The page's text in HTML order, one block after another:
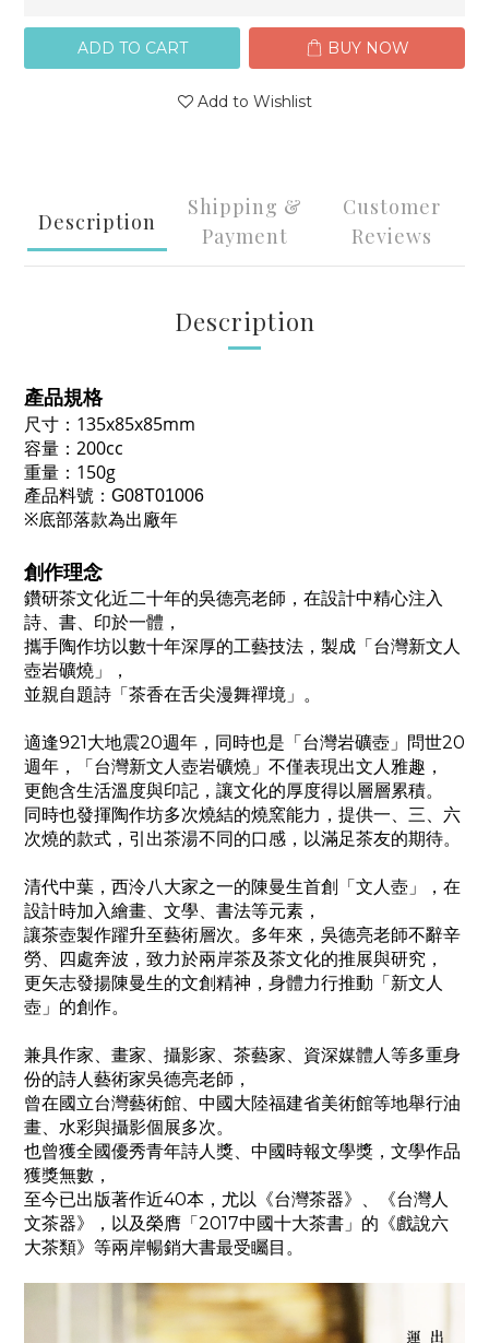
ADD TO CART BUY NOW
Add to Wishlist
Description
Shipping &
Payment
Customer
Reviews
Description
產品規格
尺寸 ：135x85x85mm
容量 ：200cc
重量：150g
產品料號 ： G08T01006
※底部落款為出廠年
創作理念
鑽研茶文化近二十年的吳德亮老師，在設計中精心注入
詩、書、印於一體，
攜手陶作坊以數十年深厚的工藝技法，製成「台灣新文人
壺岩礦燒」，
並親自題詩「茶香在舌尖漫舞禪境」。
適逢921大地震20週年，同時也是「台灣岩礦壺」問世20
週年，「台灣新文人壺岩礦燒」不僅表現出文人雅趣，
更飽含生活溫度與印記，讓文化的厚度得以層層累積。
同時也發揮陶作坊多次燒結的燒窯能力，提供一、三、六
次燒的款式，引出茶湯不同的口感，以滿足茶友的期待。
清代中葉，西泠八大家之一的陳曼生首創「文人壺」，在
設計時加入繪畫、文學、書法等元素，
讓茶壺製作躍升至藝術層次。多年來，吳德亮老師不辭辛
勞、四處奔波，致力於兩岸茶及茶文化的推展與研究，
更矢志發揚陳曼生的文創精神，身體力行推動「新文人
壺」的創作。
兼具作家、畫家、攝影家、茶藝家、資深媒體人等多重身
份的詩人藝術家吳德亮老師，
曾在國立台灣藝術館、中國大陸福建省美術館等地舉行油
畫、水彩與攝影個展多次。
也曾獲全國優秀青年詩人獎、中國時報文學獎，文學作品
獲獎無數，
至今已出版著作近40本，尤以《台灣茶器》、《台灣人
文茶器》，以及榮膺「2017中國十大茶書」的《戲說六
大茶類》等兩岸暢銷大書最受矚目。